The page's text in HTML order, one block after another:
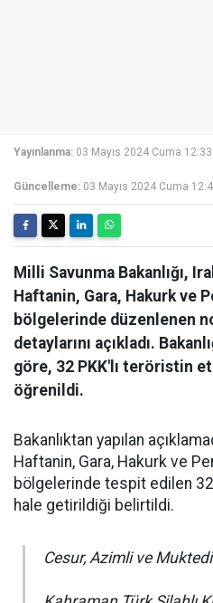
Yayınlanma: 03 Mayıs 2024 Cuma 12:33
Güncelleme: 03 Mayıs 2024 Cuma
Milli Savunma Bakanlığı,
Haftanin, Gara, Hakurk ve
bölgelerinde düzenlenen
detaylarını açıkladı.
göre, 32 PKK'lı teröristin
öğrenildi.
Bakanlıktan yapılan
Haftanin, Gara, Hakurk ve
bölgelerinde tespit edilen
hale getirildiği belirtildi.
Cesur, Azimli ve